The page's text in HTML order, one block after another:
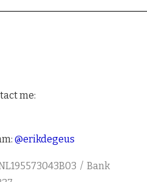
me:
@erikdegeus
/ Bank